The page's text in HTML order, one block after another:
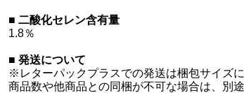
■ 二酸化セレン含有量
1.8％
■ 発送について
※レターパックプラスでの発送は梱包サイズに
商品数や他商品との同梱が不可な場合は、別